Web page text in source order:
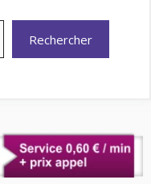
Rechercher